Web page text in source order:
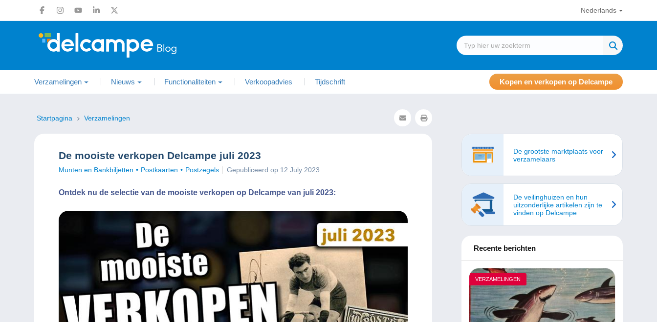
Nederlands
Verzamelingen Nieuws Functionaliteiten Verkoopadvies Tijdschrift Kopen en verkopen op Delcampe
Startpagina Verzamelingen
De mooiste verkopen Delcampe juli 2023
Munten en Bankbiljetten Postkaarten Postzegels Gepubliceerd op 12 July 2023
Ontdek nu de selectie van de mooiste verkopen op Delcampe van juli 2023:
De grootste marktplaats voor
verzamelaars
De veilinghuizen en hun
uitzonderlijke artikelen zijn te
vinden op Delcampe
Recente berichten
VERZAMELINGEN